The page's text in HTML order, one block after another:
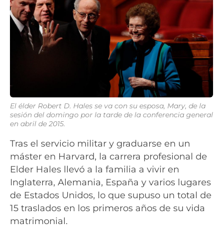
El élder Robert D. Hales se va con su esposa, Mary, de la
sesión del domingo por la tarde de la conferencia general
en abril de 2015.
Tras el servicio militar y graduarse en un
máster en Harvard, la carrera profesional de
Elder Hales llevó a la familia a vivir en
Inglaterra, Alemania, España y varios lugares
de Estados Unidos, lo que supuso un total de
15 traslados en los primeros años de su vida
matrimonial.